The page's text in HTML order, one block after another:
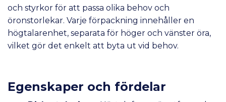
och styrkor för att passa olika behov och
öronstorlekar. Varje förpackning innehåller en
högtalarenhet, separata för höger och vänster öra,
vilket gör det enkelt att byta ut vid behov.
Egenskaper och fördelar